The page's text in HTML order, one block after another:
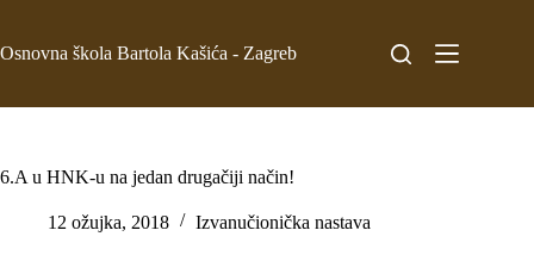
Osnovna škola Bartola Kašića - Zagreb
6.A u HNK-u na jedan drugačiji način!
12 ožujka, 2018 Izvanučionička nastava